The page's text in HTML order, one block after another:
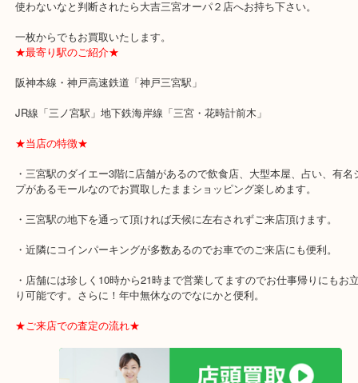
記念品やお祝い、お返しなどでいただき、置きっぱなしになってい
ありませんか。
★最寄り駅のご紹介★
阪神本線・神戸高速鉄道「神戸三宮駅」
JR線「三ノ宮駅」地下鉄海岸線「三宮・花時計前木」
★当店の特徴★
・三宮駅のダイエー3階に店舗があるので飲食店、大型本屋、占い
プがあるモールなのでお買取したままショッピング楽しめます。
・三宮駅の地下を通って頂ければ天候に左右されずご来店頂けます
・近隣にコインパーキングが多数あるのでお車でのご来店にも便利